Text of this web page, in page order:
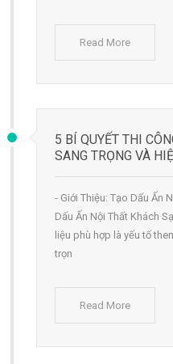
Read More
5 BÍ QUYẾT THI
SANG TRỌNG VÀ
- Giới Thiệu: Tạo Dấu Ấn
Dấu Ấn Nội Thất Khách
liệu phù hợp là yếu tố
trọn
Read More